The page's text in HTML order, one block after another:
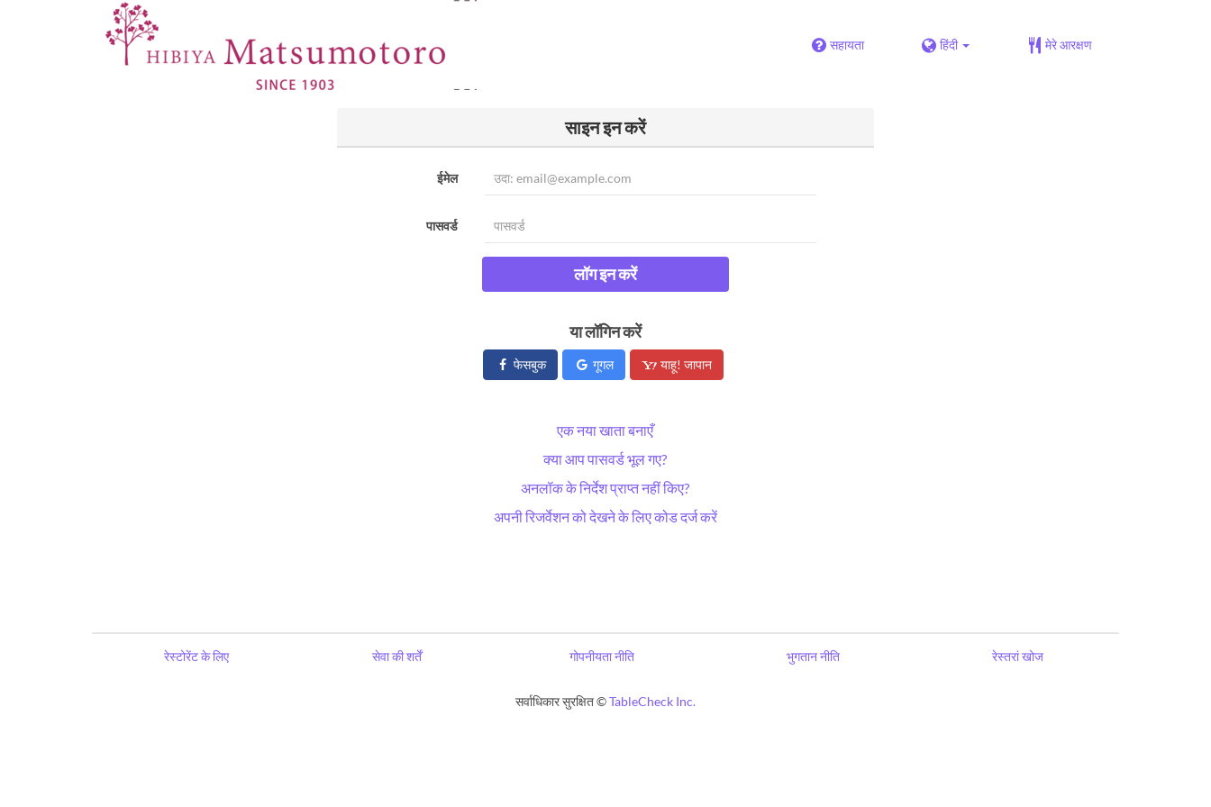
सहायता हिंदी मेरे आरक्षण
साइन इन करें
ईमेल
पासवर्ड
लॉग इन करें
या लॉगिन करें
फेसबुक गूगल याहू! जापान
एक नया खाता बनाएँ
क्या आप पासवर्ड भूल गए?
अनलॉक के निर्देश प्राप्त नहीं किए?
अपनी रिजर्वेशन को देखने के लिए कोड दर्ज करें
रेस्टोरेंट के लिए सेवा की शर्तें गोपनीयता नीति भुगतान नीति रेस्तरां खोज
सर्वाधिकार सुरक्षित ©TableCheck Inc.